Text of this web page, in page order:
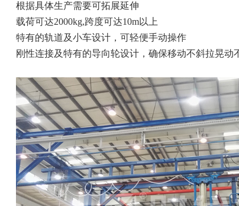
根据具体生产需要可拓展延伸
载荷可达2000kg,跨度可达10m以上
特有的轨道及小车设计，可轻便手动操作
刚性连接及特有的导向轮设计，确保移动不斜拉晃动